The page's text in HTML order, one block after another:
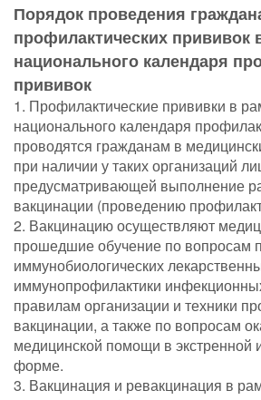
Порядок проведения
профилактических прививок
национального календаря
прививок
1. Профилактические прививки в
национального календаря
проводятся гражданам в
при наличии у таких организаций
предусматривающей выполнение
вакцинации (проведению
2. Вакцинацию осуществляют
прошедшие обучение по вопросам
иммунобиологических
иммунопрофилактики
правилам организации и техники
вакцинации, а также по вопросам
медицинской помощи в экстренной
форме.
3. Вакцинация и ревакцинация в